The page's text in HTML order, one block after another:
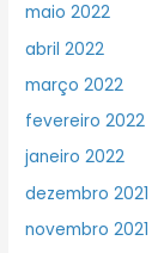
maio 2022
abril 2022
março 2022
fevereiro 2022
janeiro 2022
dezembro 2021
novembro 2021